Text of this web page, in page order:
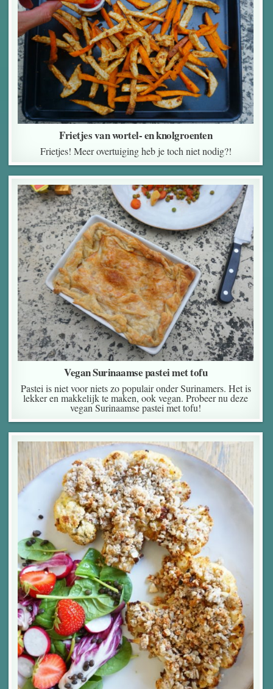
Frietjes van wortel- en knolgroenten
Frietjes! Meer overtuiging heb je toch niet nodig?!
Vegan Surinaamse pastei met tofu
Pastei is niet voor niets zo populair onder Surinamers. Het is
lekker en makkelijk te maken, ook vegan. Probeer nu deze
vegan Surinaamse pastei met tofu!